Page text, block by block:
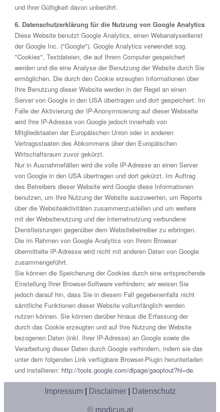
und ihrer Gültigkeit davon unberührt.
6. Datenschutzerklärung für die Nutzung von Google Analytics
Diese Website benutzt Google Analytics, einen Webanalysedienst
der Google Inc. ("Google"). Google Analytics verwendet sog.
"Cookies", Textdateien, die auf Ihrem Computer gespeichert
werden und die eine Analyse der Benutzung der Website durch Sie
ermöglichen. Die durch den Cookie erzeugten Informationen über
Ihre Benutzung dieser Website werden in der Regel an einen
Server von Google in den USA übertragen und dort gespeichert. Im
Falle der Aktivierung der IP-Anonymisierung auf dieser Webseite
wird Ihre IP-Adresse von Google jedoch innerhalb von
Mitgliedstaaten der Europäischen Union oder in anderen
Vertragsstaaten des Abkommens über den Europäischen
Wirtschaftsraum zuvor gekürzt.
Nur in Ausnahmefällen wird die volle IP-Adresse an einen Server
von Google in den USA übertragen und dort gekürzt. Im Auftrag
des Betreibers dieser Website wird Google diese Informationen
benutzen, um Ihre Nutzung der Website auszuwerten, um Reports
über die Websiteaktivitäten zusammenzustellen und um weitere
mit der Websitenutzung und der Internetnutzung verbundene
Dienstleistungen gegenüber dem Websitebetreiber zu erbringen.
Die im Rahmen von Google Analytics von Ihrem Browser
übermittelte IP-Adresse wird nicht mit anderen Daten von Google
zusammengeführt.
Sie können die Speicherung der Cookies durch eine entsprechende
Einstellung Ihrer Browser-Software verhindern; wir weisen Sie
jedoch darauf hin, dass Sie in diesem Fall gegebenenfalls nicht
sämtliche Funktionen dieser Website vollumfänglich werden
nutzen können. Sie können darüber hinaus die Erfassung der
durch das Cookie erzeugten und auf Ihre Nutzung der Website
bezogenen Daten (inkl. Ihrer IP-Adresse) an Google sowie die
Verarbeitung dieser Daten durch Google verhindern, indem sie das
unter dem folgenden Link verfügbare Browser-Plugin herunterladen
und installieren: http://tools.google.com/dlpage/gaoptout?hl=de.
Impressum| Disclaimer| Datenschutz
© modicus.at